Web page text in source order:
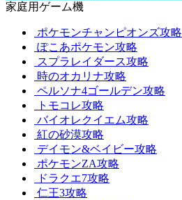
家庭用ゲーム機
ポケモンチャンピオンズ攻略
ぽこあポケモン攻略
スプラレイダース攻略
時のオカリナ攻略
ペルソナ4ゴールデン攻略
トモコレ攻略
バイオレクイエム攻略
紅の砂漠攻略
デイモン&ベイビー攻略
ポケモンZA攻略
ドラクエ7攻略
仁王3攻略